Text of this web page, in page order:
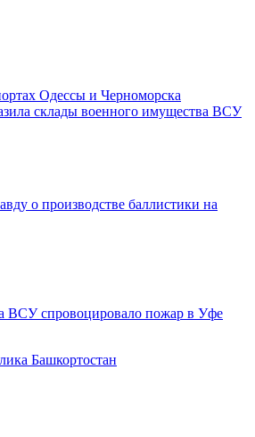
Одессы и Черноморска
склады военного имущества ВСУ
о производстве баллистики на
ВСУ спровоцировало пожар в Уфе
Башкортостан